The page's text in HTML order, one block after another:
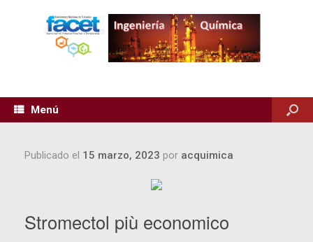
Menú
Publicado el 15 marzo, 2023 por acquimica
Stromectol più economico